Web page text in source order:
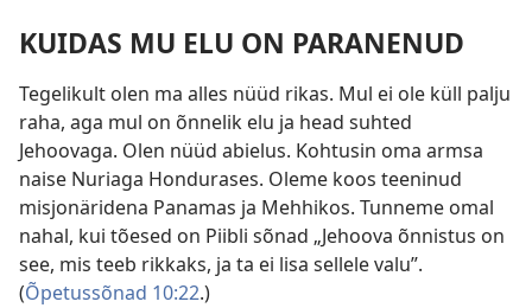
KUIDAS MU ELU ON PARANENUD
Tegelikult olen ma alles nüüd rikas. Mul ei ole küll palju
raha, aga mul on õnnelik elu ja head suhted
Jehoovaga. Olen nüüd abielus. Kohtusin oma armsa
naise Nuriaga Hondurases. Oleme koos teeninud
misjonäridena Panamas ja Mehhikos. Tunneme omal
nahal, kui tõesed on Piibli sõnad „Jehoova õnnistus on
see, mis teeb rikkaks, ja ta ei lisa sellele valu”.
(Õpetussõnad 10:22.)